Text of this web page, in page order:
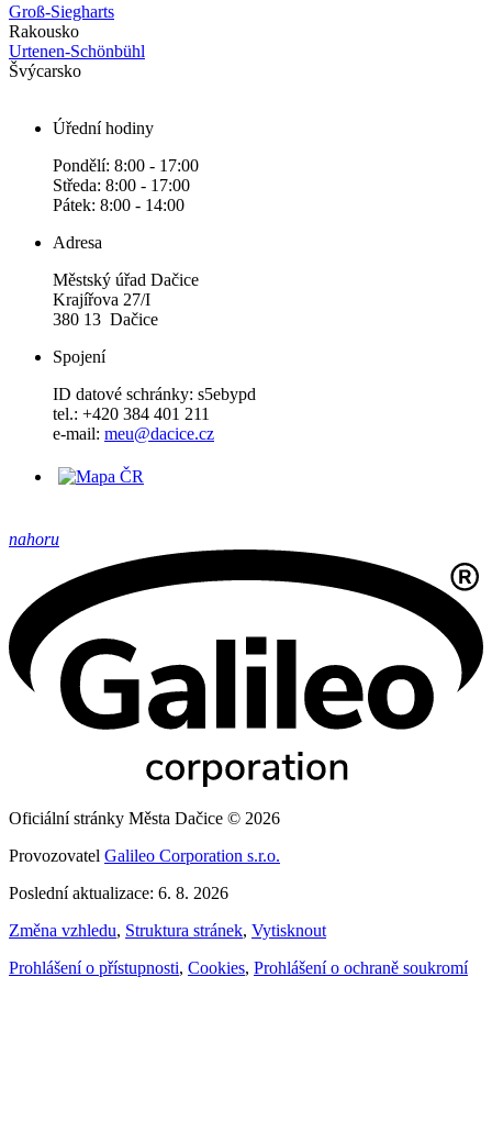
Groß-Siegharts
Rakousko
Urtenen-Schönbühl
Švýcarsko
Úřední hodiny
Pondělí: 8:00 - 17:00
Středa: 8:00 - 17:00
Pátek: 8:00 - 14:00
Adresa
Městský úřad Dačice
Krajířova 27/I
380 13 Dačice
Spojení
ID datové schránky: s5ebypd
tel.: +420 384 401 211
e-mail: meu@dacice.cz
nahoru
Oficiální stránky Města Dačice © 2026
Provozovatel Galileo Corporation s.r.o.
Poslední aktualizace: 6. 8. 2026
Změna vzhledu, Struktura stránek, Vytisknout
Prohlášení o přístupnosti, Cookies, Prohlášení o ochraně soukromí